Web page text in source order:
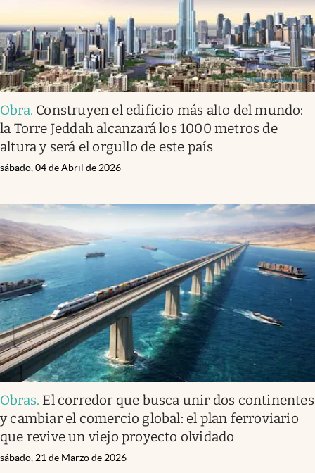
Obra. Construyen el edificio más alto del mundo:
la Torre Jeddah alcanzará los 1000 metros de
altura y será el orgullo de este país
sábado, 04 de Abril de 2026
Obras. El corredor que busca unir dos continentes
y cambiar el comercio global: el plan ferroviario
que revive un viejo proyecto olvidado
sábado, 21 de Marzo de 2026